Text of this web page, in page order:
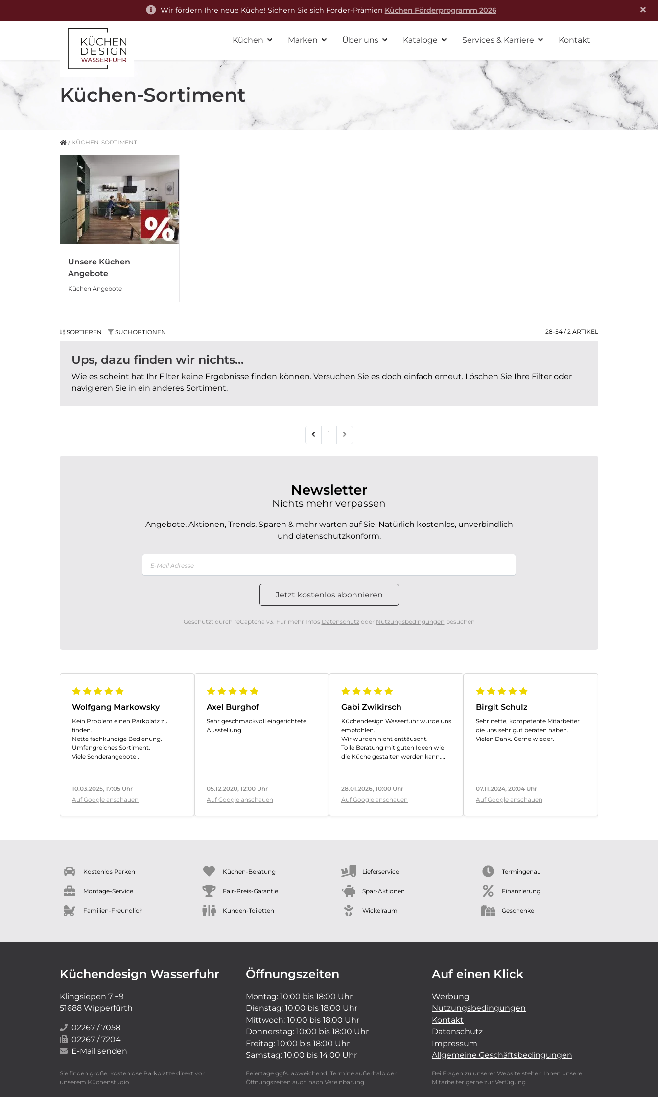
Wir fördern Ihre neue Küche! Sichern Sie sich Förder-Prämien Küchen Förderprogramm 2026
Küchen Marken Über uns Kataloge Services & Karriere Kontakt
Küchen-Sortiment
/ KÜCHEN-SORTIMENT
Unsere Küchen
Angebote
Küchen Angebote
SORTIEREN SUCHOPTIONEN 28-54 / 2 ARTIKEL
Ups, dazu finden wir nichts...
Wie es scheint hat Ihr Filter keine Ergebnisse finden können. Versuchen Sie es doch einfach erneut. Löschen Sie Ihre Filter oder
navigieren Sie in ein anderes Sortiment.
1
Newsletter
Nichts mehr verpassen
Angebote, Aktionen, Trends, Sparen & mehr warten auf Sie. Natürlich kostenlos, unverbindlich
und datenschutzkonform.
Geschützt durch reCaptcha v3. Für mehr Infos Datenschutzoder Nutzungsbedingungen besuchen
Wolfgang Markowsky
Kein Problem einen Parkplatz zu
finden.
Nette fachkundige Bedienung.
Umfangreiches Sortiment.
Viele Sonderangebote .
10.03.2025, 17:05 Uhr
Auf Google anschauen
Axel Burghof
Sehr geschmackvoll eingerichtete
Ausstellung
05.12.2020, 12:00 Uhr
Auf Google anschauen
Gabi Zwikirsch
Küchendesign Wasserfuhr wurde uns
empfohlen.
Wir wurden nicht enttäuscht.
Tolle Beratung mit guten Ideen wie
die Küche gestalten werden kann.
Es gab das ein oder andere Problem
beim Einbau. Aber geht nicht gibt's
gefunden. Alles ist perfekt gelaufen.
28.01.2026, 10:00 Uhr
Auf Google anschauen
Birgit Schulz
Sehr nette, kompetente Mitarbeiter
die uns sehr gut beraten haben.
Vielen Dank. Gerne wieder.
07.11.2024, 20:04 Uhr
Auf Google anschauen
Kostenlos Parken Küchen-Beratung Lieferservice Termingenau
Montage-Service Fair-Preis-Garantie Spar-Aktionen Finanzierung
Familien-Freundlich Kunden-Toiletten Wickelraum Geschenke
Küchendesign Wasserfuhr
Klingsiepen 7 +9
51688 Wipperfürth
02267 / 7058
02267 / 7204
E-Mail senden
Sie finden große, kostenlose Parkplätze direkt vor
unserem Küchenstudio
Öffnungszeiten
Montag: 10:00 bis 18:00 Uhr
Dienstag: 10:00 bis 18:00 Uhr
Mittwoch: 10:00 bis 18:00 Uhr
Donnerstag: 10:00 bis 18:00 Uhr
Freitag: 10:00 bis 18:00 Uhr
Samstag: 10:00 bis 14:00 Uhr
Feiertage ggfs. abweichend, Termine außerhalb der
Öffnungszeiten auch nach Vereinbarung
Auf einen Klick
Werbung
Nutzungsbedingungen
Kontakt
Datenschutz
Impressum
Allgemeine Geschäftsbedingungen
Bei Fragen zu unserer Website stehen Ihnen unsere
Mitarbeiter gerne zur Verfügung